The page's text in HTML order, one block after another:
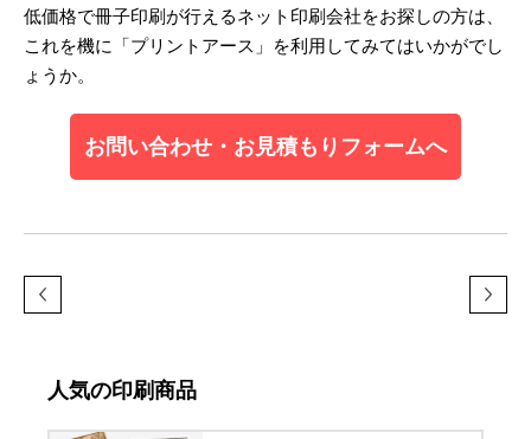
低価格で冊子印刷が行えるネット印刷会社をお探しの方は、
これを機に「プリントアース」を利用してみてはいかがでし
ょうか。
お問い合わせ・お見積もりフォームへ
人気の印刷商品